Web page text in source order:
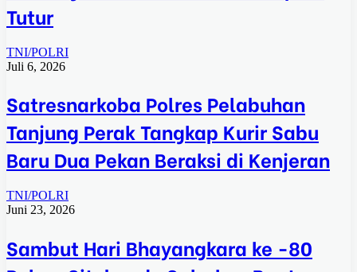
Tutur
TNI/POLRI
Juli 6, 2026
Satresnarkoba Polres Pelabuhan
Tanjung Perak Tangkap Kurir Sabu
Baru Dua Pekan Beraksi di Kenjeran
TNI/POLRI
Juni 23, 2026
Sambut Hari Bhayangkara ke -80